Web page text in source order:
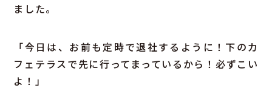
ました。
「今日は、お前も定時で退社するように！下のカ
フェテラスで先に行ってまっているから！必ずこい
よ！」